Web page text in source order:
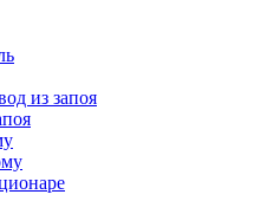
из запоя